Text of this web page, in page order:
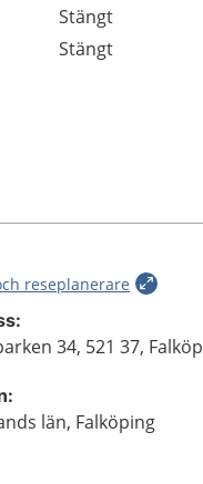
Stängt
Stängt
reseplanerare
34, 521 37,
län, Falköping